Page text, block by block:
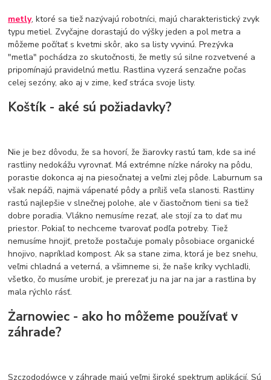
metly, ktoré sa tiež nazývajú robotníci, majú charakteristický zvyk
typu metiel. Zvyčajne dorastajú do výšky jeden a pol metra a
môžeme počítať s kvetmi skôr, ako sa listy vyvinú. Prezývka
"metla" pochádza zo skutočnosti, že metly sú silne rozvetvené a
pripomínajú pravidelnú metlu. Rastlina vyzerá senzačne počas
celej sezóny, ako aj v zime, keď stráca svoje listy.
Koštík - aké sú požiadavky?
Nie je bez dôvodu, že sa hovorí, že žiarovky rastú tam, kde sa iné
rastliny nedokážu vyrovnať. Má extrémne nízke nároky na pôdu,
porastie dokonca aj na piesočnatej a veľmi zlej pôde. Laburnum sa
však nepáči, najmä vápenaté pôdy a príliš veľa slanosti. Rastliny
rastú najlepšie v slnečnej polohe, ale v čiastočnom tieni sa tiež
dobre poradia. Vlákno nemusíme rezať, ale stojí za to dať mu
priestor. Pokiaľ to nechceme tvarovať podľa potreby. Tiež
nemusíme hnojiť, pretože postačuje pomaly pôsobiace organické
hnojivo, napríklad kompost. Ak sa stane zima, ktorá je bez snehu,
veľmi chladná a veterná, a všimneme si, že naše kríky vychladli,
všetko, čo musíme urobiť, je prerezať ju na jar na jar a rastlina by
mala rýchlo rásť.
Żarnowiec - ako ho môžeme používať v
záhrade?
Szczododówce v záhrade majú veľmi široké spektrum aplikácií. Sú